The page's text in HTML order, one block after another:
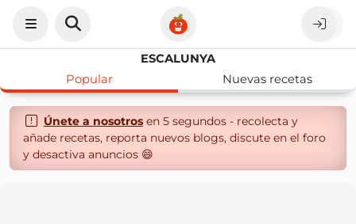
ESCALUNYA
Popular
Nuevas recetas
Únete a nosotrosen 5 segundos - recolecta y
añade recetas, reporta nuevos blogs, discute en el foro
y desactiva anuncios 😄